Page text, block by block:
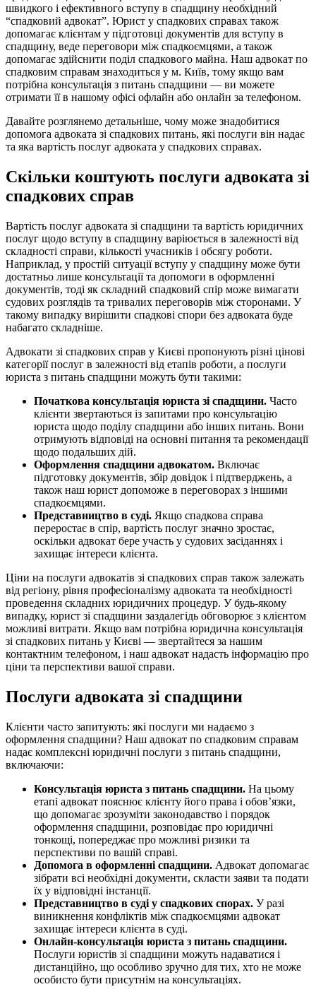
швидкого і ефективного вступу в спадщину необхідний
“спадковий адвокат”. Юрист у спадкових справах також
допомагає клієнтам у підготовці документів для вступу в
спадщину, веде переговори між спадкоємцями, а також
допомагає здійснити поділ спадкового майна. Наш адвокат по
спадковим справам знаходиться у м. Київ, тому якщо вам
потрібна консультація з питань спадщини — ви можете
отримати її в нашому офісі офлайн або онлайн за телефоном.
Давайте розглянемо детальніше, чому може знадобитися
допомога адвоката зі спадкових питань, які послуги він надає
та яка вартість послуг адвоката у спадкових справах.
Скільки коштують послуги адвоката зі
спадкових справ
Вартість послуг адвоката зі спадщини та вартість юридичних
послуг щодо вступу в спадщину варіюється в залежності від
складності справи, кількості учасників і обсягу роботи.
Наприклад, у простій ситуації вступу у спадщину може бути
достатньо лише консультації та допомоги в оформленні
документів, тоді як складний спадковий спір може вимагати
судових розглядів та тривалих переговорів між сторонами. У
такому випадку вирішити спадкові спори без адвоката буде
набагато складніше.
Адвокати зі спадкових справ у Києві пропонують різні цінові
категорії послуг в залежності від етапів роботи, а послуги
юриста з питань спадщини можуть бути такими:
Початкова консультація юриста зі спадщини. Часто
клієнти звертаються із запитами про консультацію
юриста щодо поділу спадщини або інших питань. Вони
отримують відповіді на основні питання та рекомендації
щодо подальших дій.
Оформлення спадщини адвокатом. Включає
підготовку документів, збір довідок і підтверджень, а
також наш юрист допоможе в переговорах з іншими
спадкоємцями.
Представництво в суді. Якщо спадкова справа
переростає в спір, вартість послуг значно зростає,
оскільки адвокат бере участь у судових засіданнях і
захищає інтереси клієнта.
Ціни на послуги адвокатів зі спадкових справ також залежать
від регіону, рівня професіоналізму адвоката та необхідності
проведення складних юридичних процедур. У будь-якому
випадку, юрист зі спадщини заздалегідь обговорює з клієнтом
можливі витрати. Якщо вам потрібна юридична консультація
зі спадкових питань у Києві — звертайтеся за нашим
контактним телефоном, і наш адвокат надасть інформацію про
ціни та перспективи вашої справи.
Послуги адвоката зі спадщини
Клієнти часто запитують: які послуги ми надаємо з
оформлення спадщини? Наш адвокат по спадковим справам
надає комплексні юридичні послуги з питань спадщини,
включаючи:
Консультація юриста з питань спадщини. На цьому
етапі адвокат пояснює клієнту його права і обов’язки,
що допомагає зрозуміти законодавство і порядок
оформлення спадщини, розповідає про юридичні
тонкощі, попереджає про можливі ризики та
перспективи по вашій справі.
Допомога в оформленні спадщини. Адвокат допомагає
зібрати всі необхідні документи, скласти заяви та подати
їх у відповідні інстанції.
Представництво в суді у спадкових спорах. У разі
виникнення конфліктів між спадкоємцями адвокат
захищає інтереси клієнта в суді.
Онлайн-консультація юриста з питань спадщини.
Послуги юристів зі спадщини можуть надаватися і
дистанційно, що особливо зручно для тих, хто не може
особисто бути присутнім на консультаціях.